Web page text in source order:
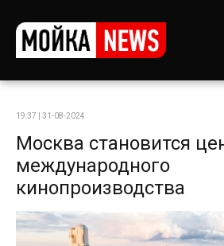
19:37 | 31-08-2024
Москва становится
международного
кинопроизводства